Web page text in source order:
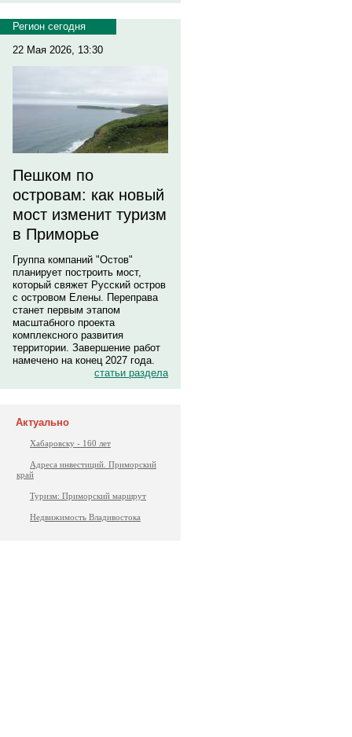
Регион сегодня
22 Мая 2026, 13:30
Пешком по
островам: как новый
мост изменит туризм
в Приморье
Группа компаний "Остов"
планирует построить мост,
который свяжет Русский остров
с островом Елены. Переправа
станет первым этапом
масштабного проекта
комплексного развития
территории. Завершение работ
намечено на конец 2027 года.
статьи раздела
Актуально
Хабаровску - 160 лет
Адреса инвестиций. Приморский
край
Туризм: Приморский маршрут
Недвижимость Владивостока